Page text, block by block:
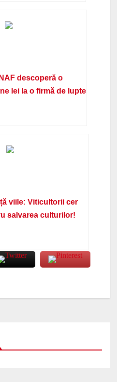
descoperă o
lei la o firmă de lupte
viile: Viticultorii cer
salvarea culturilor!